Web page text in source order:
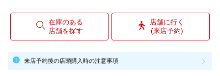
在庫のある
店舗を探す
店舗に行く
(来店予約)
来店予約後の店頭購入時の注意事項